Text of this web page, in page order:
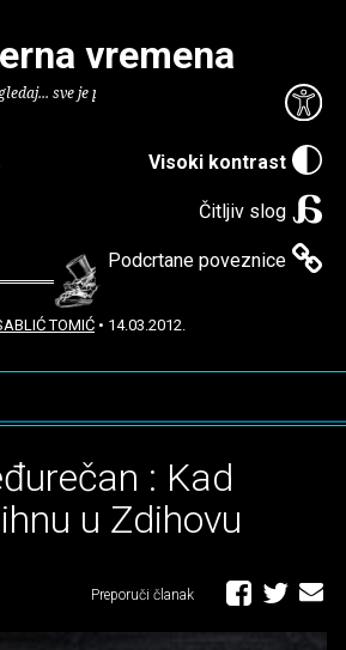
Visoki kontrast
Čitljiv slog
Podcrtane poveznice
vremena
sve je puno knjiga.
TOMIĆ • 14.03.2012.
: Kad
u Zdihovu
Preporuči članak